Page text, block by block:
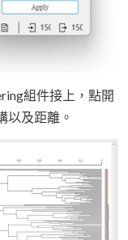
組件接上，點開
以及距離。